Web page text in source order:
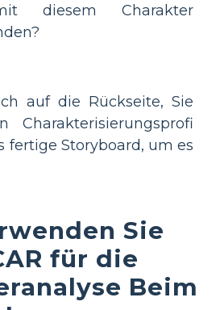
diesem Charakter
auf die Rückseite, Sie
fertige Storyboard, um es
Sie
für die
Beim